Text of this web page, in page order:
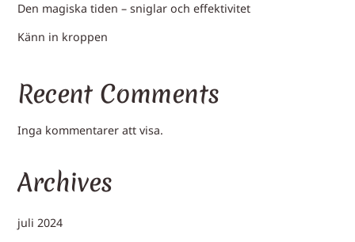
Den magiska tiden – sniglar och effektivitet
Känn in kroppen
Recent Comments
Inga kommentarer att visa.
Archives
juli 2024